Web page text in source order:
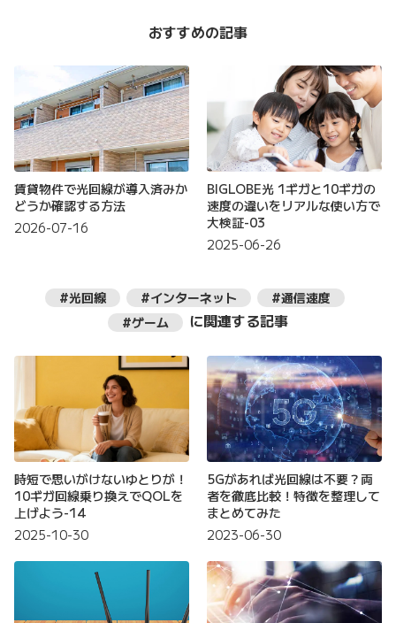
おすすめの記事
賃貸物件で光回線が導入済みか
どうか確認する方法
2026-07-16
BIGLOBE光 1ギガと10ギガの
速度の違いをリアルな使い方で
大検証-03
2025-06-26
#光回線 #インターネット
#通信速度
#ゲーム
に関連する記事
時短で思いがけないゆとりが！
10ギガ回線乗り換えでQOLを
上げよう-14
2025-10-30
5Gがあれば光回線は不要？両
者を徹底比較！特徴を整理して
まとめてみた
2023-06-30